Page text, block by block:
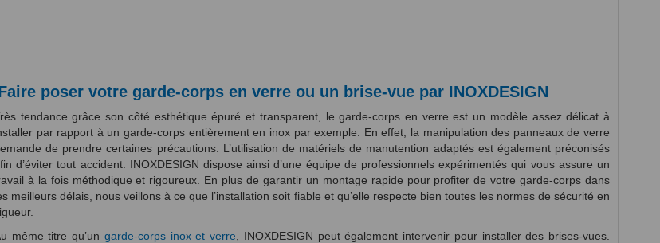
poser votre garde-corps en verre ou un brise-vue par INOXDESIGN
tendance grâce son côté esthétique épuré et transparent, le garde-corps en verre est un modèle assez délicat à
par rapport à un garde-corps entièrement en inox par exemple. En effet, la manipulation des panneaux de verre
de prendre certaines précautions. L’utilisation de matériels de manutention adaptés est également préconisés
d’éviter tout accident. INOXDESIGN dispose ainsi d’une équipe de professionnels expérimentés qui vous assure un
à la fois méthodique et rigoureux. En plus de garantir un montage rapide pour profiter de votre garde-corps dans
meilleurs délais, nous veillons à ce que l’installation soit fiable et qu’elle respecte bien toutes les normes de sécurité en
même titre qu’un garde-corps inox et verre , INOXDESIGN peut également intervenir pour installer des brises-vues.